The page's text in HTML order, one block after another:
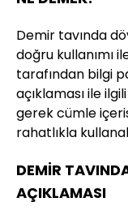
Demir tavında
doğru kullanımı
tarafından bilgi
açıklaması ile
gerek cümle
rahatlıkla
DEMİR
AÇIKLAMASI